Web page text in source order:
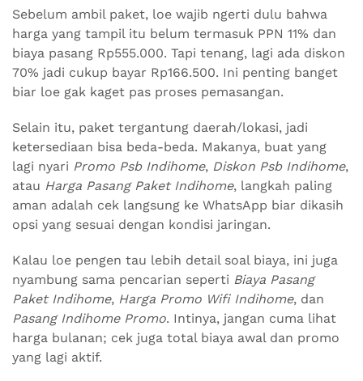
Sebelum ambil paket, loe wajib ngerti dulu bahwa
harga yang tampil itu belum termasuk PPN 11% dan
biaya pasang Rp555.000. Tapi tenang, lagi ada diskon
70% jadi cukup bayar Rp166.500. Ini penting banget
biar loe gak kaget pas proses pemasangan.
Selain itu, paket tergantung daerah/lokasi, jadi
ketersediaan bisa beda-beda. Makanya, buat yang
lagi nyari Promo Psb Indihome, Diskon Psb Indihome,
atau Harga Pasang Paket Indihome, langkah paling
aman adalah cek langsung ke WhatsApp biar dikasih
opsi yang sesuai dengan kondisi jaringan.
Kalau loe pengen tau lebih detail soal biaya, ini juga
nyambung sama pencarian seperti Biaya Pasang
Paket Indihome, Harga Promo Wifi Indihome, dan
Pasang Indihome Promo. Intinya, jangan cuma lihat
harga bulanan; cek juga total biaya awal dan promo
yang lagi aktif.